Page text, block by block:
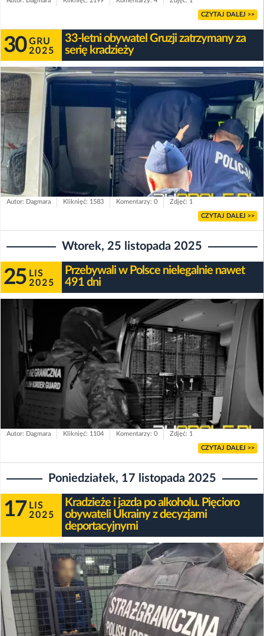
CZYTAJ DALEJ >>
30 GRU
2025
33-letni obywatel Gruzji zatrzymany za
serię kradzieży
Autor: Dagmara Kliknięć: 1583 Komentarzy: 0 Zdjęć: 1
CZYTAJ DALEJ >>
Wtorek, 25 listopada 2025
25 LIS
2025
Przebywali w Polsce nielegalnie nawet
491 dni
Autor: Dagmara Kliknięć: 1104 Komentarzy: 0 Zdjęć: 1
CZYTAJ DALEJ >>
Poniedziałek, 17 listopada 2025
17 LIS
2025
Kradzieże i jazda po alkoholu. Pięcioro
obywateli Ukrainy z decyzjami
deportacyjnymi